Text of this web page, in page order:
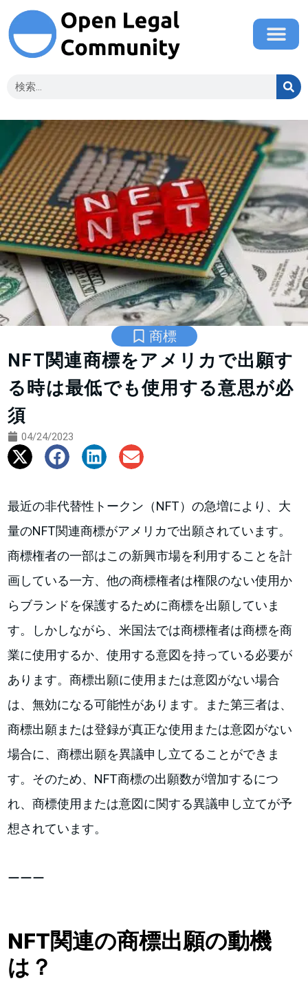
商標
NFT関連商標をアメリカで出願す
る時は最低でも使用する意思が必
須
04/24/2023
最近の非代替性トークン（NFT）の急増により、大
量のNFT関連商標がアメリカで出願されています。
商標権者の一部はこの新興市場を利用することを計
画している一方、他の商標権者は権限のない使用か
らブランドを保護するために商標を出願していま
す。しかしながら、米国法では商標権者は商標を商
業に使用するか、使用する意図を持っている必要が
あります。商標出願に使用または意図がない場合
は、無効になる可能性があります。また第三者は、
商標出願または登録が真正な使用または意図がない
場合に、商標出願を異議申し立てることができま
す。そのため、NFT商標の出願数が増加するにつ
れ、商標使用または意図に関する異議申し立てが予
想されています。
ーーー
NFT関連の商標出願の動機
は？